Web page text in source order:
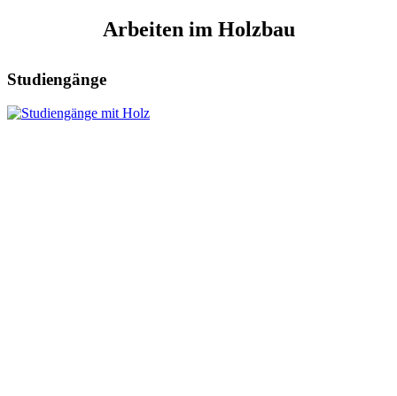
Arbeiten im Holzbau
Studiengänge